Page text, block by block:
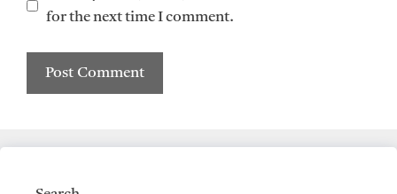
for the next time I comment.